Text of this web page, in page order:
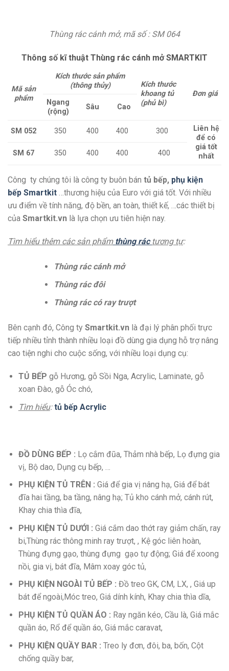
Thùng rác cánh mở, mã số : SM 064
Thông số kĩ thuật Thùng rác cánh mở SMARTKIT
Mã sản
phẩm
Kích thước sản phẩm
(thông thủy)
Kích thước
khoang tủ
(phủ bì)
Đơn giá
Ngang
(rộng)
Sâu Cao
SM 052 350 400 400 300
Liên hệ
để có
giá tốt
nhất
SM 67 350 400 400 400
Công ty chúng tôi là công ty buôn bán tủ bếp, phụ kiện
bếp Smartkit
…thương hiệu của Euro với giá tốt. Với nhiều
ưu điểm về tính năng, độ bền, an toàn, thiết kế, …các thiết bị
của Smartkit.vn là lựa chọn ưu tiên hiện nay.
Tìm hiểu thêm các sản phẩmthùng rác tương tự:
Thùng rác cánh mở
Thùng rác đôi
Thùng rác có ray trượt
Bên cạnh đó, Công ty Smartkit.vn là đại lý phân phối trực
tiếp nhiều tỉnh thành nhiều loại đồ dùng gia dụng hỗ trợ nâng
cao tiện nghi cho cuộc sống, với nhiều loại dụng cụ:
TỦ BẾP gỗ Hương, gỗ Sồi Nga, Acrylic, Laminate, gỗ
xoan Đào, gỗ Óc chó,
Tìm hiểu: tủ bếp Acrylic
ĐỒ DÙNG BẾP : Lọ cắm đũa, Thảm nhà bếp, Lọ đựng gia
vị, Bộ dao, Dụng cụ bếp, …
PHỤ KIỆN TỦ TRÊN : Giá để gia vị nâng hạ, Giá để bát
đĩa hai tầng, ba tầng, nâng hạ; Tủ kho cánh mở, cánh rút,
Khay chia thìa đĩa,
PHỤ KIỆN TỦ DƯỚI : Giá cắm dao thớt ray giảm chấn, ray
bi,Thùng rác thông minh ray trượt, , Kệ góc liên hoàn,
Thùng đựng gạo, thùng đựng gạo tự động; Giá để xoong
nồi, gia vị, bát đĩa, Mâm xoay góc tủ,
PHỤ KIỆN NGOÀI TỦ BẾP : Đồ treo GK, CM, LX, , Giá up
bát để ngoài,Móc treo, Giá dính kính, Khay chia thìa dĩa,
PHỤ KIỆN TỦ QUẦN ÁO : Ray ngăn kéo, Cầu là, Giá mắc
quần áo, Rổ để quần áo, Giá mắc caravat,
PHỤ KIỆN QUẦY BAR : Treo ly đơn, đôi, ba, bốn, Cột
chống quầy bar,